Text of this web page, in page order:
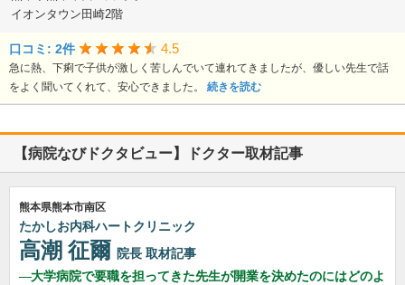
イオンタウン田崎2階
口コミ: 2件 4.5
急に熱、下痢で子供が激しく苦しんでいて連れてきましたが、優しい先生で話
をよく聞いてくれて、安心できました。 続きを読む
【病院なびドクタビュー】ドクター取材記事
熊本県熊本市南区
たかしお内科ハートクリニック
高潮 征爾 院長 取材記事
大学病院で要職を担ってきた先生が開業を決めたのにはどのよ